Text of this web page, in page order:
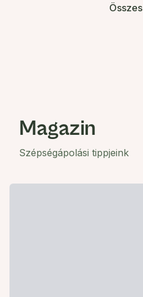
Összes
Magazin
Szépségápolási tippjeink